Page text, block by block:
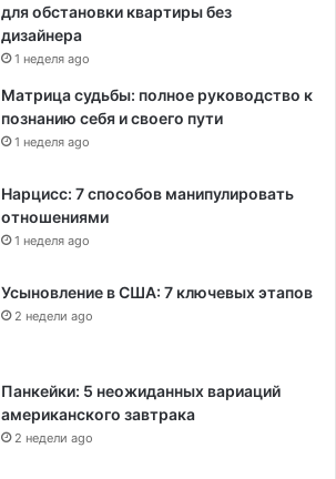
для обстановки квартиры без
дизайнера
1 неделя ago
Матрица судьбы: полное руководство к
познанию себя и своего пути
1 неделя ago
Нарцисс: 7 способов манипулировать
отношениями
1 неделя ago
Усыновление в США: 7 ключевых этапов
2 недели ago
Панкейки: 5 неожиданных вариаций
американского завтрака
2 недели ago